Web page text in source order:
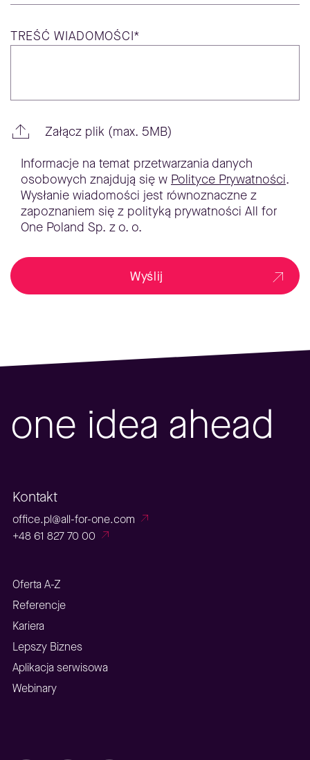
TREŚĆ WIADOMOŚCI*
Załącz plik (max. 5MB)
Informacje na temat przetwarzania danych
osobowych znajdują się w Polityce Prywatności.
Wysłanie wiadomości jest równoznaczne z
zapoznaniem się z polityką prywatności All for
One Poland Sp. z o. o.
Wyślij
one idea ahead
Kontakt
office.pl@all-for-one.com
+48 61 827 70 00
Oferta A-Z
Referencje
Kariera
Lepszy Biznes
Aplikacja serwisowa
Webinary